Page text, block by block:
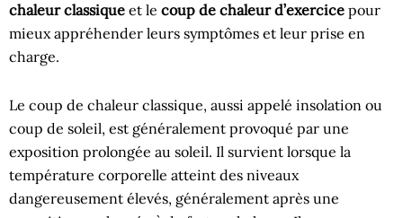
chaleur classique et le coup de chaleur d’exercice pour
mieux appréhender leurs symptômes et leur prise en
charge.
Le coup de chaleur classique, aussi appelé insolation ou
coup de soleil, est généralement provoqué par une
exposition prolongée au soleil. Il survient lorsque la
température corporelle atteint des niveaux
dangereusement élevés, généralement après une